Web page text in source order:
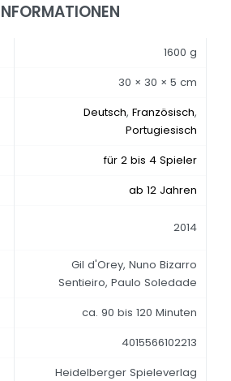
1600 g
30 × 30 × 5 cm
Deutsch, Französisch,
Portugiesisch
für 2 bis 4 Spieler
ab 12 Jahren
2014
Gil d'Orey, Nuno Bizarro
Sentieiro, Paulo Soledade
ca. 90 bis 120 Minuten
4015566102213
Heidelberger Spieleverlag